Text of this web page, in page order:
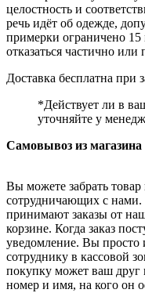
целостность и
речь идёт об одежде,
примерки ограничено
отказаться частично
Доставка бесплатна при
*Действует ли в
уточняйте у
Самовывоз из магазина
Вы можете забрать
сотрудничающих с нами.
принимают заказы от
корзине. Когда заказ
уведомление. Вы просто
сотруднику в кассовой
покупку может ваш друг
номер и имя, на кого он